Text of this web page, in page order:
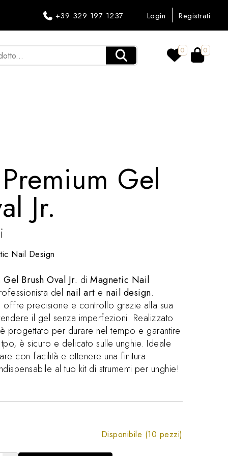
+39 329 197 1237 Login Registrati
0 0
Gel
Jr.
Nail Design
Brush Oval Jr. diMagnetic Nail
del nail art e nail design.
offre precisione e controllo grazie alla sua
il gel senza imperfezioni. Realizzato
progettato per durare nel tempo e garantire
è sicuro e delicato sulle unghie. Ideale
con facilità e ottenere una finitura
al tuo kit di strumenti per unghie!
Disponibile (10 pezzi)